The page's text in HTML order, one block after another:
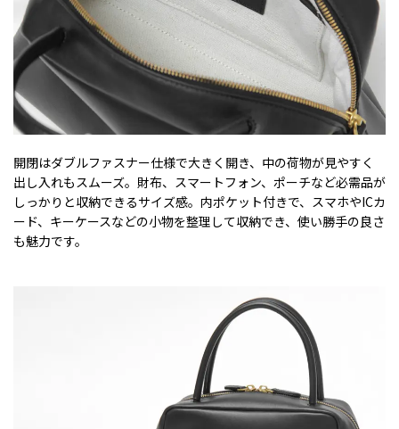
開閉はダブルファスナー仕様で大きく開き、中の荷物が見やすく
出し入れもスムーズ。財布、スマートフォン、ポーチなど必需品が
しっかりと収納できるサイズ感。内ポケット付きで、スマホやICカ
ード、キーケースなどの小物を整理して収納でき、使い勝手の良さ
も魅力です。